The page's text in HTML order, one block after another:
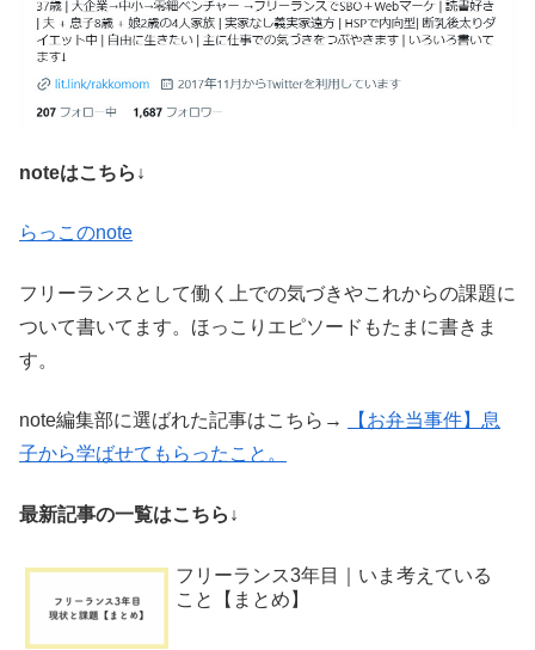
noteはこちら↓
らっこのnote
フリーランスとして働く上での気づきやこれからの課題に
ついて書いてます。ほっこりエピソードもたまに書きま
す。
note編集部に選ばれた記事はこちら→
【お弁当事件】息
子から学ばせてもらったこと。
最新記事の一覧はこちら↓
フリーランス3年目｜いま考えている
こと【まとめ】